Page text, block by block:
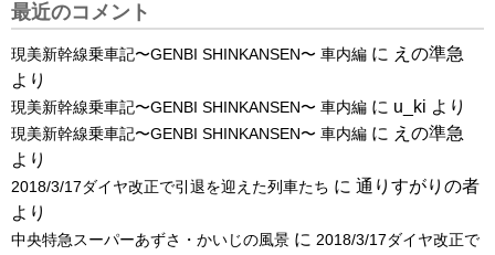
最近のコメント
現美新幹線乗車記〜GENBI SHINKANSEN〜 車内編 に えの準急
より
現美新幹線乗車記〜GENBI SHINKANSEN〜 車内編 に u_ki より
現美新幹線乗車記〜GENBI SHINKANSEN〜 車内編 に えの準急
より
2018/3/17ダイヤ改正で引退を迎えた列車たち に 通りすがりの者
より
中央特急スーパーあずさ・かいじの風景 に 2018/3/17ダイヤ改正で